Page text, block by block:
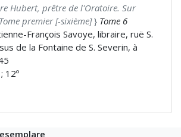
Hubert, prêtre de l'Oratoire. Sur
premier [-sixième]} Tome 6
François Savoye, libraire, ruë S.
de la Fontaine de S. Severin, à
12º